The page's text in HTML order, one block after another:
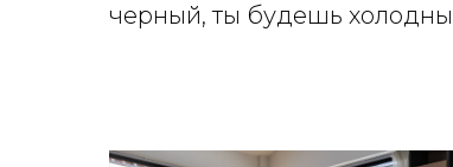
черный, ты будешь